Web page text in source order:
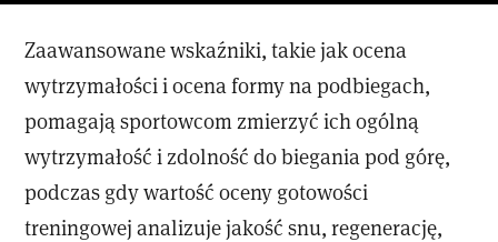
Zaawansowane wskaźniki, takie jak ocena
wytrzymałości i ocena formy na podbiegach,
pomagają sportowcom zmierzyć ich ogólną
wytrzymałość i zdolność do biegania pod górę,
podczas gdy wartość oceny gotowości
treningowej analizuje jakość snu, regenerację,